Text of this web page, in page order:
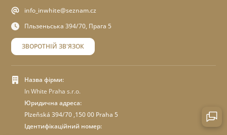
info_inwhite@seznam.cz
Пльзеньська 394/70, Прага 5
ЗВОРОТНІЙ ЗВ'ЯЗОК
Назва фірми:
In White Praha s.r.o.
Юридична адреса:
Plzeňská 394/70 ,150 00 Praha 5
Ідентифікаційний номер: